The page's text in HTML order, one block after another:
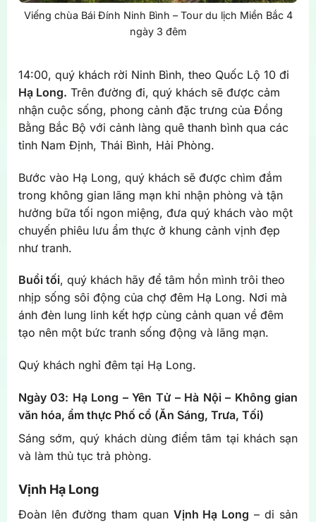
Viếng chùa Bái Đính Ninh Bình – Tour du lịch Miền Bắc 4
ngày 3 đêm
14:00, quý khách rời Ninh Bình, theo Quốc Lộ 10 đi
Hạ Long. Trên đường đi, quý khách sẽ được cảm
nhận cuộc sống, phong cảnh đặc trưng của Đồng
Bằng Bắc Bộ với cảnh làng quê thanh bình qua các
tỉnh Nam Định, Thái Bình, Hải Phòng.
Bước vào Hạ Long, quý khách sẽ được chìm đắm
trong không gian lãng mạn khi nhận phòng và tận
hưởng bữa tối ngon miệng, đưa quý khách vào một
chuyến phiêu lưu ẩm thực ở khung cảnh vịnh đẹp
như tranh.
Buổi tối, quý khách hãy để tâm hồn mình trôi theo
nhịp sống sôi động của chợ đêm Hạ Long. Nơi mà
ánh đèn lung linh kết hợp cùng cảnh quan về đêm
tạo nên một bức tranh sống động và lãng mạn.
Quý khách nghỉ đêm tại Hạ Long.
Ngày 03: Hạ Long – Yên Tử – Hà Nội – Không gian
văn hóa, ẩm thực Phố cổ (Ăn Sáng, Trưa, Tối)
Sáng sớm, quý khách dùng điểm tâm tại khách sạn
và làm thủ tục trả phòng.
Vịnh Hạ Long
Đoàn lên đường tham quan Vịnh Hạ Long – di sản